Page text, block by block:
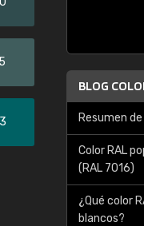
BLOG
Resumen
Color RAL
(RAL 7016)
¿Qué color
blancos?